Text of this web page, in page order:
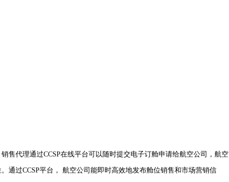
代理通过CCSP在线平台可以随时提交电子订舱申请给航空公司，航空
通过CCSP平台， 航空公司能即时高效地发布舱位销售和市场营销信